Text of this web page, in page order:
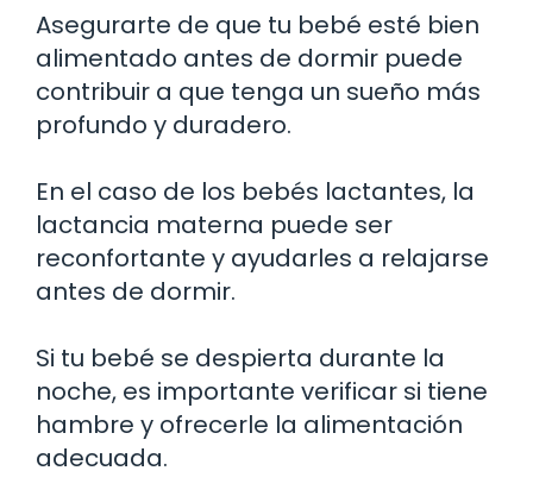
Asegurarte de que tu bebé esté bien
alimentado antes de dormir puede
contribuir a que tenga un sueño más
profundo y duradero.
En el caso de los bebés lactantes, la
lactancia materna puede ser
reconfortante y ayudarles a relajarse
antes de dormir.
Si tu bebé se despierta durante la
noche, es importante verificar si tiene
hambre y ofrecerle la alimentación
adecuada.